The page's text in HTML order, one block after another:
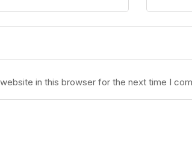
in this browser for the next time I